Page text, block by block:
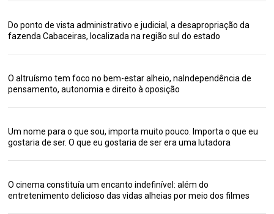
Do ponto de vista administrativo e judicial, a desapropriação da
fazenda Cabaceiras, localizada na região sul do estado
O altruísmo tem foco no bem-estar alheio, naIndependência de
pensamento, autonomia e direito à oposição
Um nome para o que sou, importa muito pouco. Importa o que eu
gostaria de ser. O que eu gostaria de ser era uma lutadora
O cinema constituía um encanto indefinível: além do
entretenimento delicioso das vidas alheias por meio dos filmes